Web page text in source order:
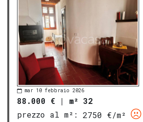
mar 10 febbraio 2026
88.000 € | m² 32
prezzo al m²:
2750 €/m²